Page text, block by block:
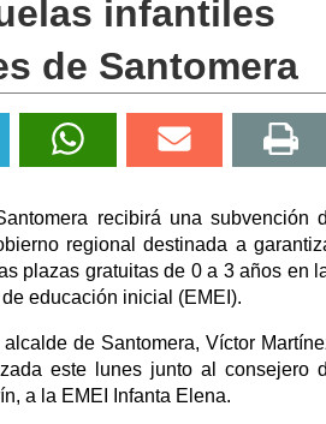
infantiles
de Santomera
recibirá una subvención
regional destinada a
plazas gratuitas de 0 a 3 años en
educación inicial (EMEI).
de Santomera, Víctor
este lunes junto al consejero
a la EMEI Infanta Elena.